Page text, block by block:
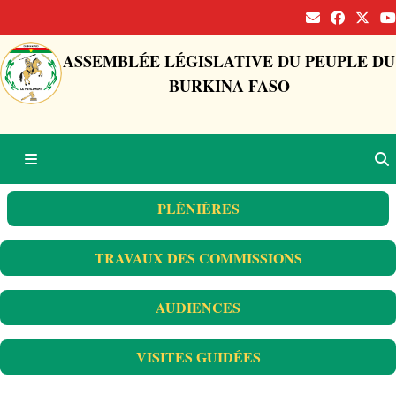
ASSEMBLÉE LÉGISLATIVE DU PEUPLE DU
BURKINA FASO
PLÉNIÈRES
TRAVAUX DES COMMISSIONS
AUDIENCES
VISITES GUIDÉES